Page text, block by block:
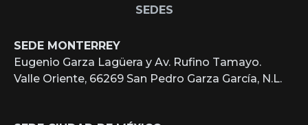
SEDES
SEDE MONTERREY
Eugenio Garza Lagüera y Av. Rufino Tamayo.
Valle Oriente, 66269 San Pedro Garza García, N.L.